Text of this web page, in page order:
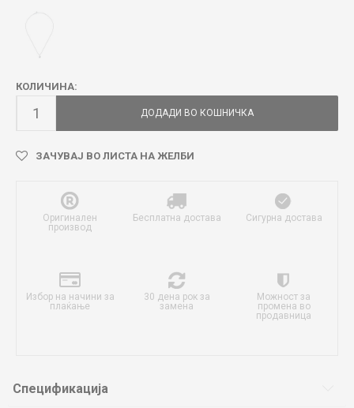
КОЛИЧИНА:
ДОДАДИ ВО КОШНИЧКА
ЗАЧУВАЈ ВО ЛИСТА НА ЖЕЛБИ
Оригинален
производ
Бесплатна достава Сигурна достава
Избор на начини за
плаќање
30 дена рок за
замена
Можност за
промена во
продавница
Спецификација